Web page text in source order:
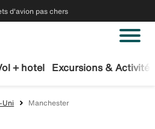
d'avion pas chers
+ hotel Excursions & Activités
Uni Manchester